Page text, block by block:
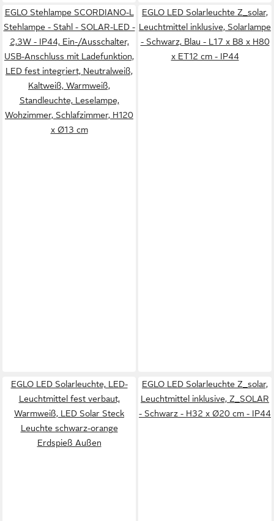
EGLO Stehlampe SCORDIANO-L
Stehlampe - Stahl - SOLAR-LED -
2,3W - IP44, Ein-/Ausschalter,
USB-Anschluss mit Ladefunktion,
LED fest integriert, Neutralweiß,
Kaltweiß, Warmweiß,
Standleuchte, Leselampe,
Wohzimmer, Schlafzimmer, H120
x Ø13 cm
EGLO LED Solarleuchte Z_solar,
Leuchtmittel inklusive, Solarlampe
- Schwarz, Blau - L17 x B8 x H80
x ET12 cm - IP44
EGLO LED Solarleuchte, LED-
Leuchtmittel fest verbaut,
Warmweiß, LED Solar Steck
Leuchte schwarz-orange
Erdspieß Außen
EGLO LED Solarleuchte Z_solar,
Leuchtmittel inklusive, Z_SOLAR
- Schwarz - H32 x Ø20 cm - IP44